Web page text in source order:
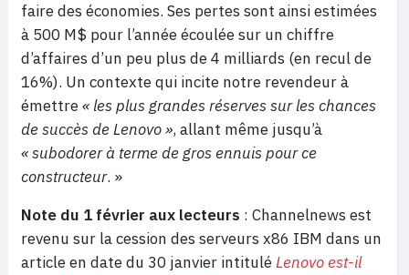
faire des économies. Ses pertes sont ainsi estimées
à 500 M$ pour l’année écoulée sur un chiffre
d’affaires d’un peu plus de 4 milliards (en recul de
16%). Un contexte qui incite notre revendeur à
émettre« les plus grandes réserves sur les chances
de succès de Lenovo », allant même jusqu’à
« subodorer à terme de gros ennuis pour ce
constructeur. »
Note du 1 février aux lecteurs : Channelnews est
revenu sur la cession des serveurs x86 IBM dans un
article en date du 30 janvier intituléLenovo est-il